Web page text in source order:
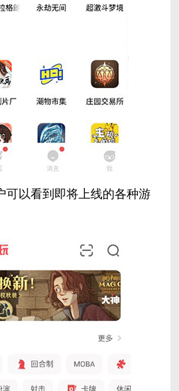
可以看到即将上线的各种游